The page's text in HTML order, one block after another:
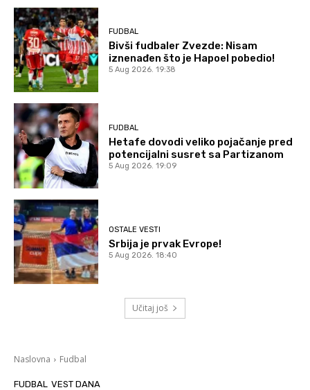
FUDBAL
Bivši fudbaler Zvezde: Nisam
iznenađen što je Hapoel pobedio!
5 Aug 2026. 19:38
FUDBAL
Hetafe dovodi veliko pojačanje pred
potencijalni susret sa Partizanom
5 Aug 2026. 19:09
OSTALE VESTI
Srbija je prvak Evrope!
5 Aug 2026. 18:40
Učitaj još